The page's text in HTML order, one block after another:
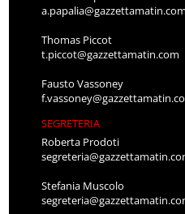
a.papalia@gazzettamatin.com
Thomas Piccot
t.piccot@gazzettamatin.com
Fausto Vassoney
SEGRETERIA
Roberta Prodoti
Stefania Muscolo